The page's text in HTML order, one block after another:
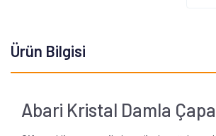
Ürün Bilgisi
Abari Kristal Damla